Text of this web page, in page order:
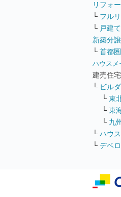
リフォ
└ フル
└ 戸建て
新築分
└ 首都圏
ハウスメ
建売住宅
└ ビル
└ 東
└ 東
└ 九州
└ ハウ
└ デベ